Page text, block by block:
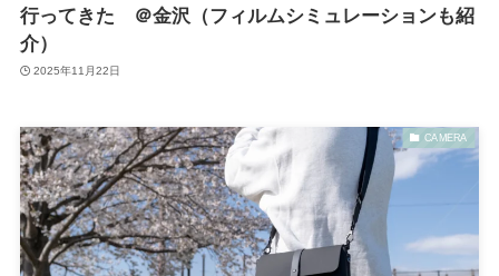
行ってきた ＠金沢（フィルムシミュレーションも紹
介）
2025年11月22日
CAMERA